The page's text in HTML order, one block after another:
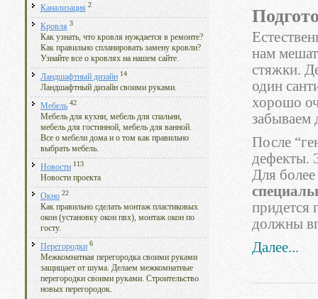
Канализация 2
Кровля 3
Как узнать, что кровля нуждается в ремонте?
Как правильно спланировать замену кровли?
Узнайте все о кровлях на нашем сайте.
Ландшафтный дизайн 14
Ландшафтный дизайн своими руками.
Мебель 42
Мебель для кухни, мебель для спальни,
мебель для гостинной, мебель для ванной.
Все о мебели дома и о том как правильно
выбрать мебель.
Новости 113
Новости проекта
Окно 22
Как правильно сделать монтаж пластиковых
окон (установку окон пвх), монтаж окон по
госту.
Перегородки 6
Межкомнатная перегородка своими руками
защищает от шума. Делаем межкомнатные
перегородки своими руками. Строительство
новых перегородок.
нам
стяжки.
один
хорошо
забываем
После
дефекты.
Для
придется
должны
Далее...